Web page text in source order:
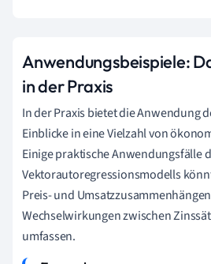
Anwendungsbeispiele:
in der Praxis
In der Praxis bietet die Anwendung
Einblicke in eine Vielzahl von
Einige praktische Anwendungsfälle
Vektorautoregressionsmodells
Preis- und
Wechselwirkungen zwischen
umfassen.